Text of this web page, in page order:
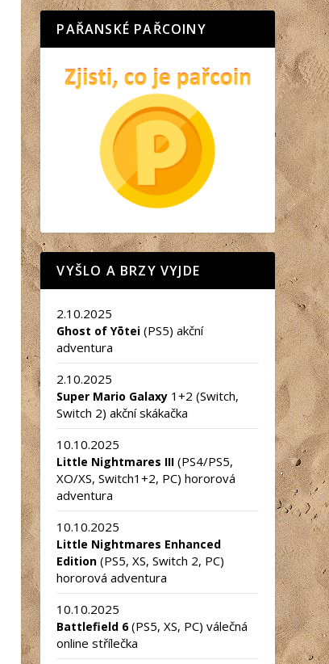
PAŘANSKÉ PAŘCOINY
VYŠLO A BRZY VYJDE
2.10.2025
Ghost of Yōtei (PS5) akční
adventura
2.10.2025
Super Mario Galaxy 1+2 (Switch,
Switch 2) akční skákačka
10.10.2025
Little Nightmares III (PS4/PS5,
XO/XS, Switch1+2, PC) hororová
adventura
10.10.2025
Little Nightmares Enhanced
Edition (PS5, XS, Switch 2, PC)
hororová adventura
10.10.2025
Battlefield 6(PS5, XS, PC) válečná
online střílečka